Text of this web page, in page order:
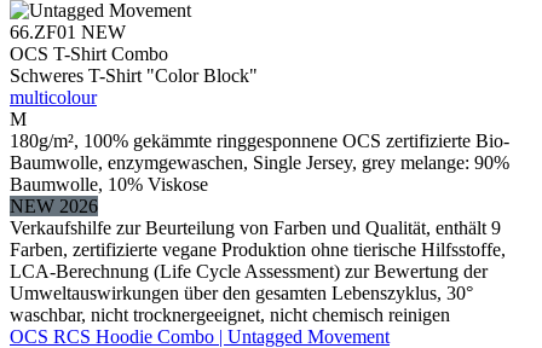
66.ZF01 NEW
OCS T-Shirt Combo
Schweres T-Shirt "Color Block"
multicolour
M
180g/m², 100% gekämmte ringgesponnene OCS zertifizierte Bio-
Baumwolle, enzymgewaschen, Single Jersey, grey melange: 90%
Baumwolle, 10% Viskose
NEW 2026
Verkaufshilfe zur Beurteilung von Farben und Qualität, enthält 9
Farben, zertifizierte vegane Produktion ohne tierische Hilfsstoffe,
LCA-Berechnung (Life Cycle Assessment) zur Bewertung der
Umweltauswirkungen über den gesamten Lebenszyklus, 30°
waschbar, nicht trocknergeeignet, nicht chemisch reinigen
OCS RCS Hoodie Combo | Untagged Movement